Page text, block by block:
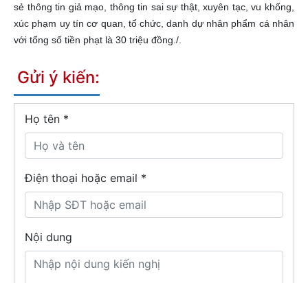
sẻ thông tin giả mạo, thông tin sai sự thật, xuyên tạc, vu khống,
xúc phạm uy tín cơ quan, tổ chức, danh dự nhân phẩm cá nhân
với tổng số tiền phạt là 30 triệu đồng./.
Gửi ý kiến:
Họ tên *
Điện thoại hoặc email *
Nội dung